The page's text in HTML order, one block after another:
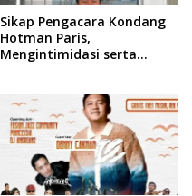
Sikap Pengacara Kondang
Hotman Paris,
Mengintimidasi serta
Sampang Angkat Bicara